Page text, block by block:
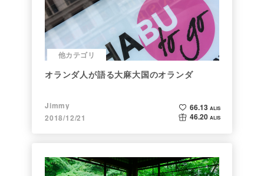
他カテゴリ
オランダ人が語る大麻大国のオランダ
Jimmy
2018/12/21
66.13 ALIS
46.20 ALIS